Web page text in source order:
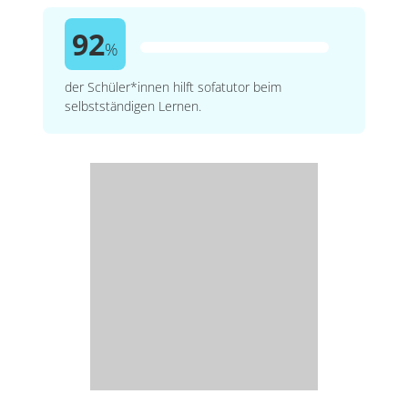
92%
der Schüler*innen hilft sofatutor beim
selbstständigen Lernen.